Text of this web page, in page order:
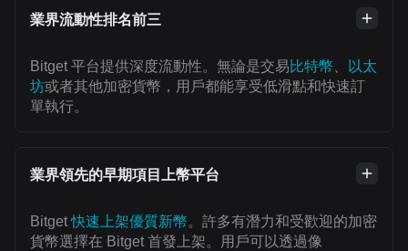
業界流動性排名前三
Bitget 平台提供深度流動性。無論是交易比特幣
以太
坊或者其他加密貨幣，用戶都能享受低滑點和快速訂
單執行。
業界領先的早期項目上幣平台
Bitget快速上架優質新幣。許多有潛力和受歡迎的加密
貨幣選擇在 Bitget 首發上架。用戶可以透過像